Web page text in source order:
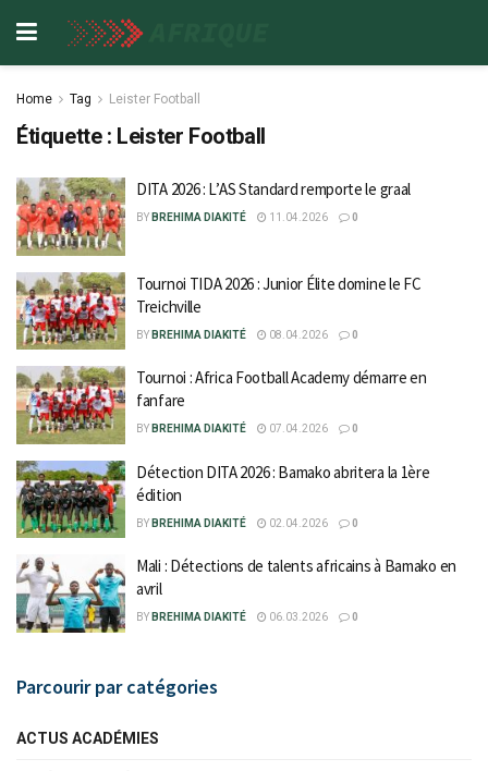
Home Tag Leister Football
Étiquette : Leister Football
DITA 2026 : L’AS Standard remporte le graal
BY BREHIMA DIAKITÉ 11.04.2026 0
Tournoi TIDA 2026 : Junior Élite domine le FC
Treichville
BY BREHIMA DIAKITÉ 08.04.2026 0
Tournoi : Africa Football Academy démarre en
fanfare
BY BREHIMA DIAKITÉ 07.04.2026 0
Détection DITA 2026 : Bamako abritera la 1ère
édition
BY BREHIMA DIAKITÉ 02.04.2026 0
Mali : Détections de talents africains à Bamako en
avril
BY BREHIMA DIAKITÉ 06.03.2026 0
Parcourir par catégories
ACTUS ACADÉMIES